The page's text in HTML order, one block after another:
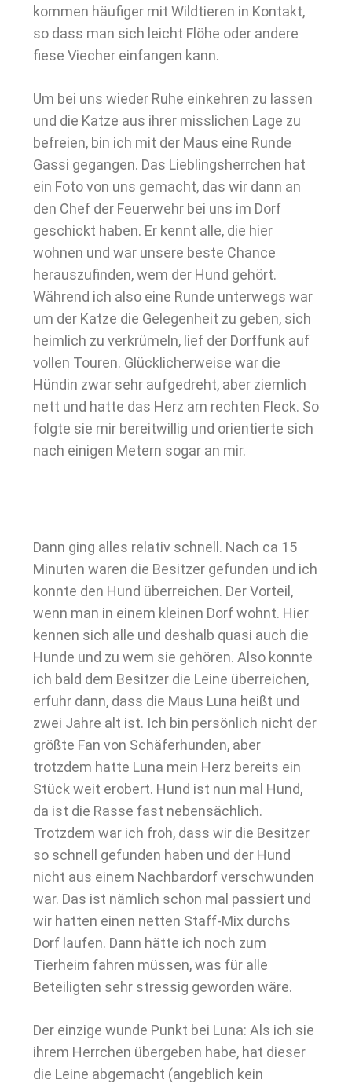
kommen häufiger mit Wildtieren in Kontakt,
so dass man sich leicht Flöhe oder andere
fiese Viecher einfangen kann.
Um bei uns wieder Ruhe einkehren zu lassen
und die Katze aus ihrer misslichen Lage zu
befreien, bin ich mit der Maus eine Runde
Gassi gegangen. Das Lieblingsherrchen hat
ein Foto von uns gemacht, das wir dann an
den Chef der Feuerwehr bei uns im Dorf
geschickt haben. Er kennt alle, die hier
wohnen und war unsere beste Chance
herauszufinden, wem der Hund gehört.
Während ich also eine Runde unterwegs war
um der Katze die Gelegenheit zu geben, sich
heimlich zu verkrümeln, lief der Dorffunk auf
vollen Touren. Glücklicherweise war die
Hündin zwar sehr aufgedreht, aber ziemlich
nett und hatte das Herz am rechten Fleck. So
folgte sie mir bereitwillig und orientierte sich
nach einigen Metern sogar an mir.
Dann ging alles relativ schnell. Nach ca 15
Minuten waren die Besitzer gefunden und ich
konnte den Hund überreichen. Der Vorteil,
wenn man in einem kleinen Dorf wohnt. Hier
kennen sich alle und deshalb quasi auch die
Hunde und zu wem sie gehören. Also konnte
ich bald dem Besitzer die Leine überreichen,
erfuhr dann, dass die Maus Luna heißt und
zwei Jahre alt ist. Ich bin persönlich nicht der
größte Fan von Schäferhunden, aber
trotzdem hatte Luna mein Herz bereits ein
Stück weit erobert. Hund ist nun mal Hund,
da ist die Rasse fast nebensächlich.
Trotzdem war ich froh, dass wir die Besitzer
so schnell gefunden haben und der Hund
nicht aus einem Nachbardorf verschwunden
war. Das ist nämlich schon mal passiert und
wir hatten einen netten Staff-Mix durchs
Dorf laufen. Dann hätte ich noch zum
Tierheim fahren müssen, was für alle
Beteiligten sehr stressig geworden wäre.
Der einzige wunde Punkt bei Luna: Als ich sie
ihrem Herrchen übergeben habe, hat dieser
die Leine abgemacht (angeblich kein